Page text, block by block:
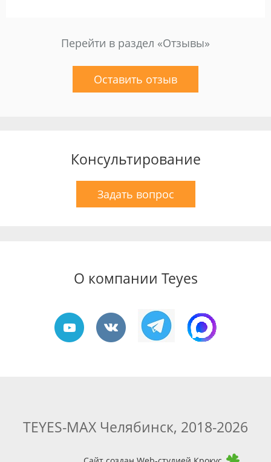
Перейти в раздел «Отзывы»
Оставить отзыв
Консультирование
Задать вопрос
О компании Teyes
TEYES-MAX Челябинск, 2018-2026